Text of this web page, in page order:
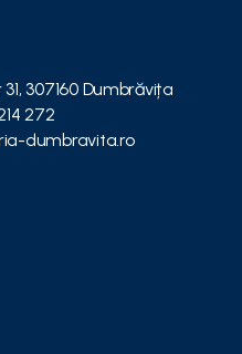
307160 Dumbrăvița
272
dumbravita.ro